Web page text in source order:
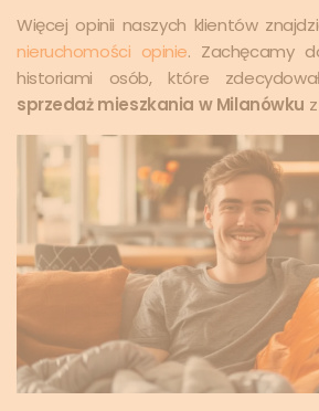
Więcej opinii naszych klientów
nieruchomości opinie. Zachęcamy
historiami osób, które
sprzedaż mieszkania w Milanówku